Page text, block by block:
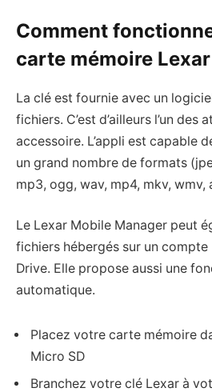
Comment
carte mémoire
La clé est fournie avec un
fichiers. C’est d’ailleurs l’un des
accessoire. L’appli est capable
un grand nombre de formats
mp3, ogg, wav, mp4, mkv, wmv,
Le Lexar Mobile Manager peut
fichiers hébergés sur un
Drive. Elle propose aussi une
automatique.
Placez votre carte mémoire
Micro SD
Branchez votre clé Lexar à